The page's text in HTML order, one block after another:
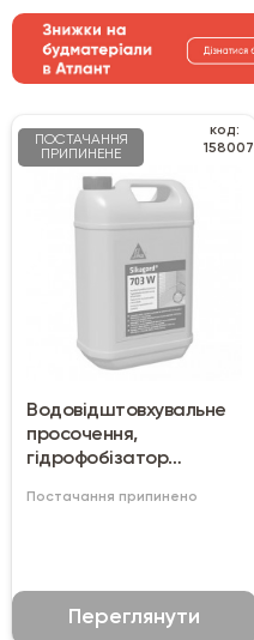
ПОСТАЧАННЯ
ПРИПИНЕНЕ
код:
158007
Водовідштовхувальне
просочення,
гідрофобізатор
Постачання припинено
Переглянути